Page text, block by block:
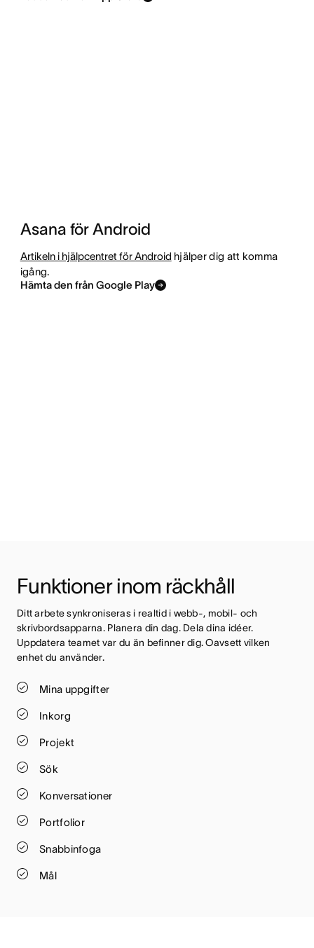
Asana för Android
Artikeln i hjälpcentret för Android hjälper dig att komma
igång.
Hämta den från Google Play
Funktioner inom räckhåll
Ditt arbete synkroniseras i realtid i webb-, mobil- och
skrivbordsapparna. Planera din dag. Dela dina idéer.
Uppdatera teamet var du än befinner dig. Oavsett vilken
enhet du använder.
Mina uppgifter
Inkorg
Projekt
Sök
Konversationer
Portfolior
Snabbinfoga
Mål